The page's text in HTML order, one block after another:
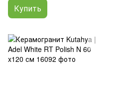
Купить